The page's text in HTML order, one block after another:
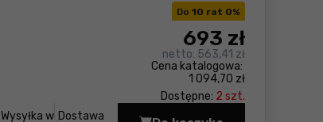
Do 10 rat 0%
Cena katalogowa:
1 094,70 zł
693 zł
netto: 563,41 zł
Dostępne: 2 szt.
Wysyłka w Dostawa